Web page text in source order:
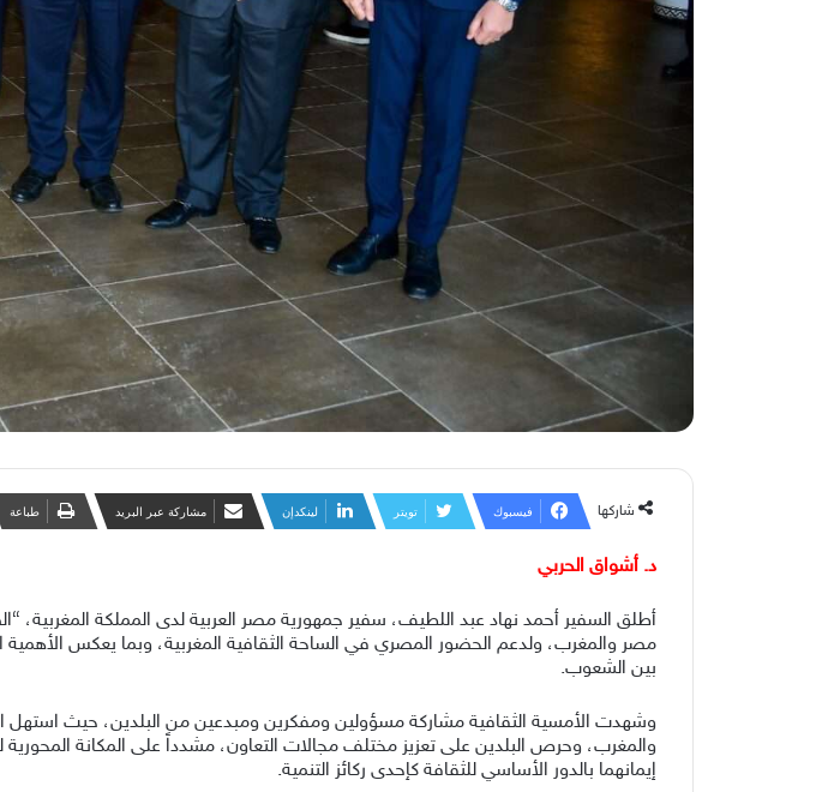
شاركها فيسبوك تويتر لينكدإن مشاركة عبر البريد طباعة
د. أشواق الحربي
أطلق السفير أحمد نهاد عبد اللطيف، سفير جمهورية مصر العربية لدى المملكة المغربية،
مصر والمغرب، ولدعم الحضور المصري في الساحة الثقافية المغربية، وبما يعكس الأهمية
بين الشعوب.
وشهدت الأمسية الثقافية مشاركة مسؤولين ومفكرين ومبدعين من البلدين، حيث استهل
والمغرب، وحرص البلدين على تعزيز مختلف مجالات التعاون، مشدداً على المكانة المحورية
إيمانهما بالدور الأساسي للثقافة كإحدى ركائز التنمية.